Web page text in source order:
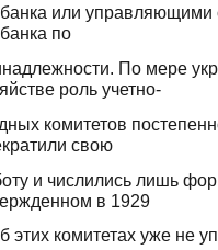
или управляющими
по
По мере
роль учетно-
комитетов
свою
и числились лишь
в 1929
этих комитетах уже не